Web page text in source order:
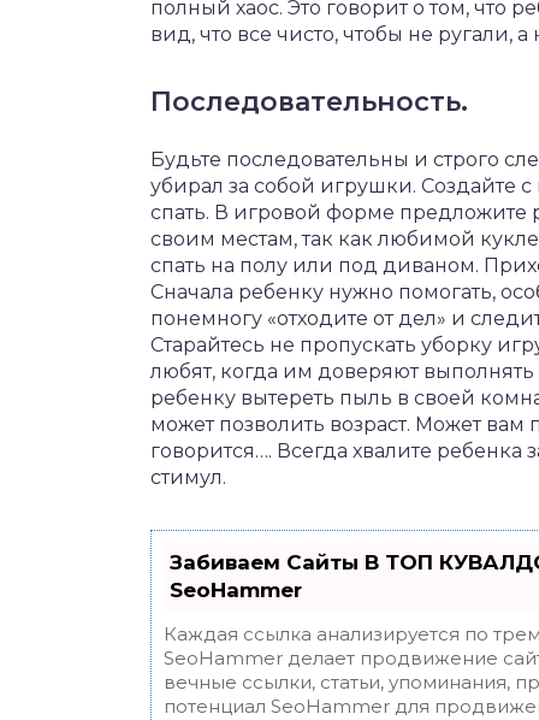
полный хаос. Это говорит о том, что
вид, что все чисто, чтобы не ругали, а
Последовательность.
Будьте последовательны и строго
убирал за собой игрушки. Создайте с
спать. В игровой форме предложите
своим местам,так как любимой кукле
спать на полу или под диваном.
Сначала ребенку нужно помогать,
понемногу «отходите от дел» и
Старайтесь не пропускать уборку
любят, когда им доверяют выполнять
ребенку вытереть пыль в своей
может позволить возраст. Может вам
говорится…. Всегда хвалите ребенка
стимул.
Забиваем Сайты В ТОП
SeoHammer
Каждая ссылка анализируется по
SeoHammer делает продвижение
вечные ссылки, статьи, упоминания,
потенциал SeoHammer для